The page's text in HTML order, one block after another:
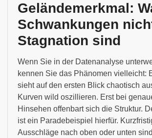
Geländemerkmal:
Schwankungen
Stagnation sind
Wenn Sie in der Datenanalyse
kennen Sie das Phänomen vielleicht:
sieht auf den ersten Blick chaotisch
Kurven wild oszillieren. Erst bei
Hinsehen offenbart sich die Struktur.
ist ein Paradebeispiel hierfür.
Ausschläge nach oben oder unten